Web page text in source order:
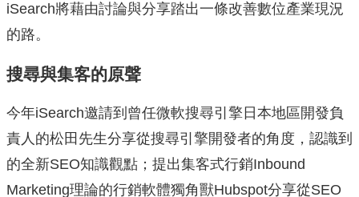
iSearch將藉由討論與分享踏出一條改善數位產業現況
的路。
搜尋與集客的原聲
今年iSearch邀請到曾任微軟搜尋引擎日本地區開發負
責人的松田先生分享從搜尋引擎開發者的角度，認識到
的全新SEO知識觀點；提出集客式行銷Inbound
Marketing理論的行銷軟體獨角獸Hubspot分享從SEO